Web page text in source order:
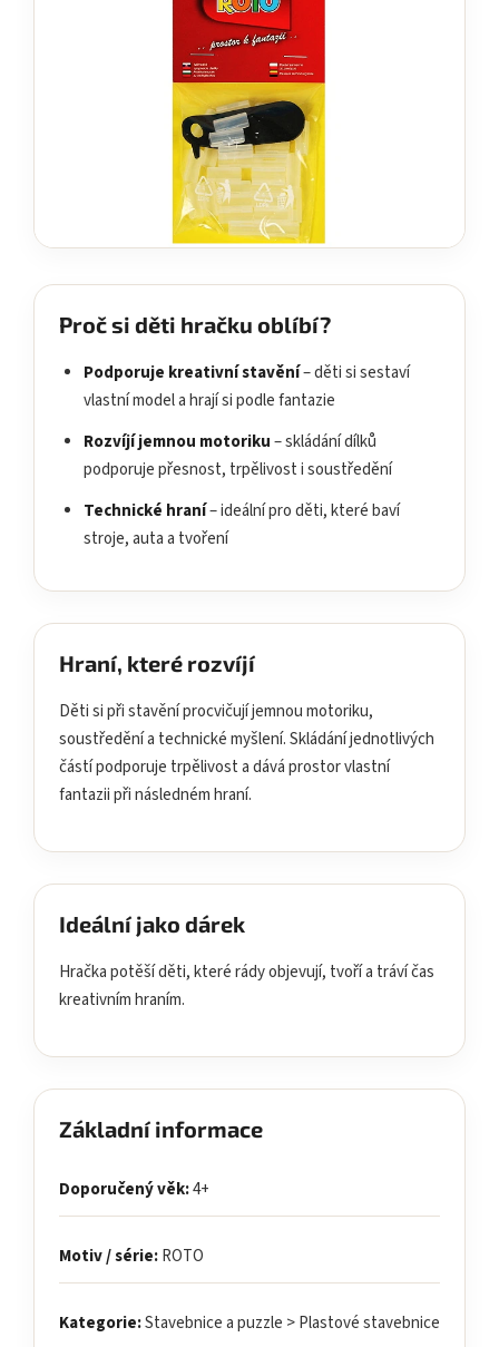
Proč si děti hračku oblíbí?
Podporuje kreativní stavění– děti si sestaví
vlastní model a hrají si podle fantazie
Rozvíjí jemnou motoriku– skládání dílků
podporuje přesnost, trpělivost i soustředění
Technické hraní– ideální pro děti, které baví
stroje, auta a tvoření
Hraní, které rozvíjí
Děti si při stavění procvičují jemnou motoriku,
soustředění a technické myšlení. Skládání jednotlivých
částí podporuje trpělivost a dává prostor vlastní
fantazii při následném hraní.
Ideální jako dárek
Hračka potěší děti, které rády objevují, tvoří a tráví čas
kreativním hraním.
Základní informace
Doporučený věk:4+
Motiv / série:ROTO
Kategorie:Stavebnice a puzzle > Plastové stavebnice